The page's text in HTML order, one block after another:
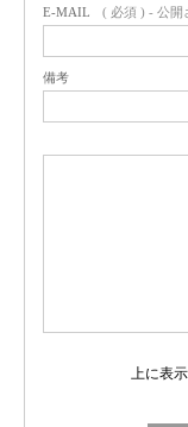
E-MAIL ( 必須 ) - 公開
備考
上に表